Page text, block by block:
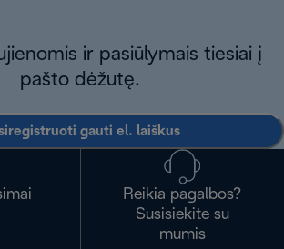
ir pasiūlymais tiesiai į
pašto dėžutę.
gauti el. laiškus
Reikia pagalbos?
Susisiekite su
mumis